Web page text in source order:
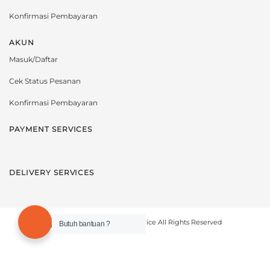
Konfirmasi Pembayaran
AKUN
Masuk/Daftar
Cek Status Pesanan
Konfirmasi Pembayaran
PAYMENT SERVICES
DELIVERY SERVICES
Copyright © 2021 novelmice All Rights Reserved
Butuh bantuan ?